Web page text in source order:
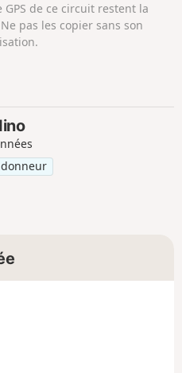
en
enfants.
de ce circuit restent la
pas les copier sans son